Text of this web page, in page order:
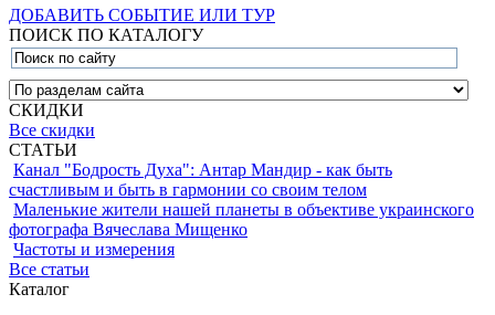
ДОБАВИТЬ СОБЫТИЕ ИЛИ ТУР
ПОИСК ПО КАТАЛОГУ
СКИДКИ
Все скидки
СТАТЬИ
Канал "Бодрость Духа": Антар Мандир - как быть
счастливым и быть в гармонии со своим телом
Маленькие жители нашей планеты в объективе украинского
фотографа Вячеслава Мищенко
Частоты и измерения
Все статьи
Каталог